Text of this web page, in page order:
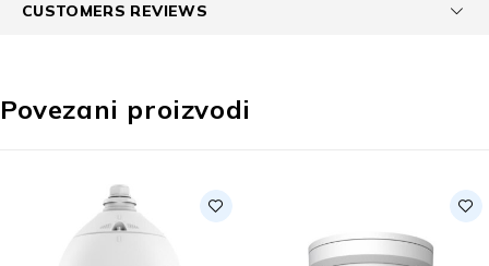
CUSTOMERS REVIEWS
Povezani proizvodi